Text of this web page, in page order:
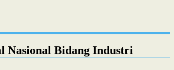
Nasional Bidang Industri